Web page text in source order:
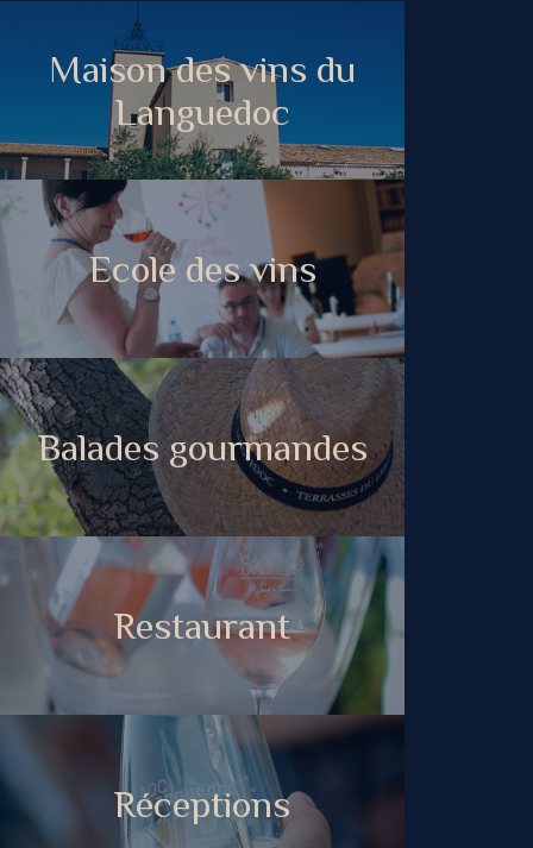
Maison des vins du
Languedoc
Ecole des vins
Balades gourmandes
Restaurant
Réceptions